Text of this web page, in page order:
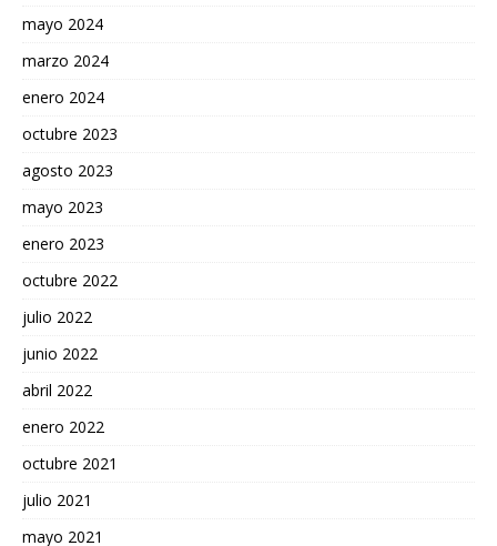
mayo 2024
marzo 2024
enero 2024
octubre 2023
agosto 2023
mayo 2023
enero 2023
octubre 2022
julio 2022
junio 2022
abril 2022
enero 2022
octubre 2021
julio 2021
mayo 2021